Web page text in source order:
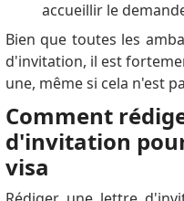
accueillir le
Bien que toutes les
d'invitation, il est
une, même si cela n'est
Comment
d'invitation
visa